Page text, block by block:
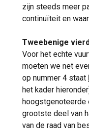
Van Dongen
wortels liggen
Ze begon haar
voormalige
Rabobank en
bij McKinsey.
uiteenlopende
onder meer
cfo was. Bij
zijn steeds meer
continuïteit en
Tweebenige
Voor het echte
moeten we net
op nummer 4 staat
het kader
hoogstgenoteerde
grootste deel van
van de raad van